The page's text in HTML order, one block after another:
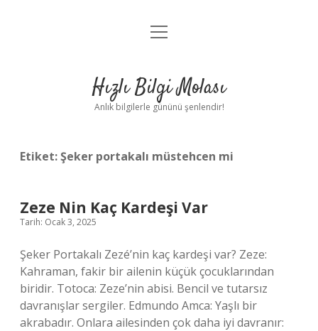
Anasayfa
Yasal Uyarı
menüyü
Hızlı Bilgi Molası
Anlık bilgilerle gününü şenlendir!
Etiket:Şeker portakalı müstehcen mi
Zeze Nin Kaç Kardeşi Var
Tarih: Ocak 3, 2025
Şeker Portakalı Zezé’nin kaç kardeşi var? Zeze:
Kahraman, fakir bir ailenin küçük çocuklarından
biridir. Totoca: Zeze’nin abisi. Bencil ve tutarsız
davranışlar sergiler. Edmundo Amca: Yaşlı bir
akrabadır. Onlara ailesinden çok daha iyi davranır: